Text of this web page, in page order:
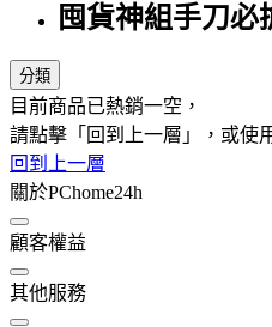
囤貨神組手刀必
分類
目前商品已熱銷一空，
請點擊「回到上一層」，或使
回到上一層
關於PChome24h
顧客權益
其他服務